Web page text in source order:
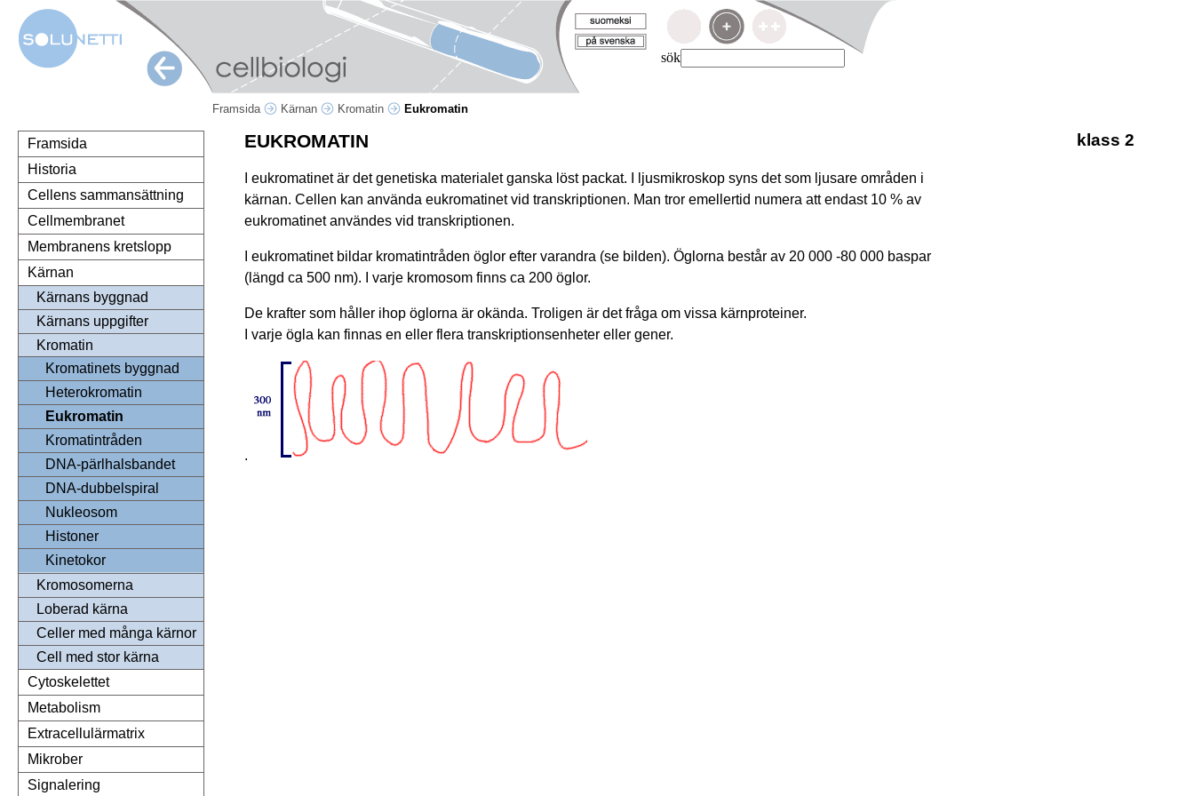
sök
Framsida Kärnan Kromatin Eukromatin
Framsida
Historia
Cellens sammansättning
Cellmembranet
Membranens kretslopp
Kärnan
Kärnans byggnad
Kärnans uppgifter
Kromatin
Kromatinets byggnad
Heterokromatin
Eukromatin
Kromatintråden
DNA-pärlhalsbandet
DNA-dubbelspiral
Nukleosom
Histoner
Kinetokor
Kromosomerna
Loberad kärna
Celler med många kärnor
Cell med stor kärna
Cytoskelettet
Metabolism
Extracellulärmatrix
Mikrober
Signalering
klass 2
EUKROMATIN
I eukromatinet är det genetiska materialet ganska löst packat. I ljusmikroskop syns det som ljusare områden i
kärnan. Cellen kan använda eukromatinet vid transkriptionen. Man tror emellertid numera att endast 10 % av
eukromatinet användes vid transkriptionen.
I eukromatinet bildar kromatintråden öglor efter varandra (se bilden). Öglorna består av 20 000 -80 000 baspar
(längd ca 500 nm). I varje kromosom finns ca 200 öglor.
De krafter som håller ihop öglorna är okända. Troligen är det fråga om vissa kärnproteiner.
I varje ögla kan finnas en eller flera transkriptionsenheter eller gener.
.